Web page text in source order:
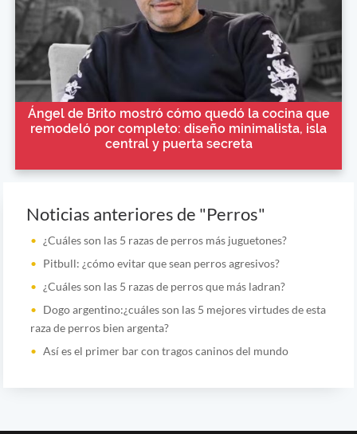
Ángel de Brito mostró cómo quedó la cocina que
remodeló por completo: diseño minimalista, isla
central y puerta secreta
Noticias anteriores de "Perros"
¿Cuáles son las 5 razas de perros más juguetones?
Pitbull: ¿cómo evitar que sean perros agresivos?
¿Cuáles son las 5 razas de perros que más ladran?
Dogo argentino:¿cuáles son las 5 mejores virtudes de esta
raza de perros bien argenta?
Así es el primer bar con tragos caninos del mundo